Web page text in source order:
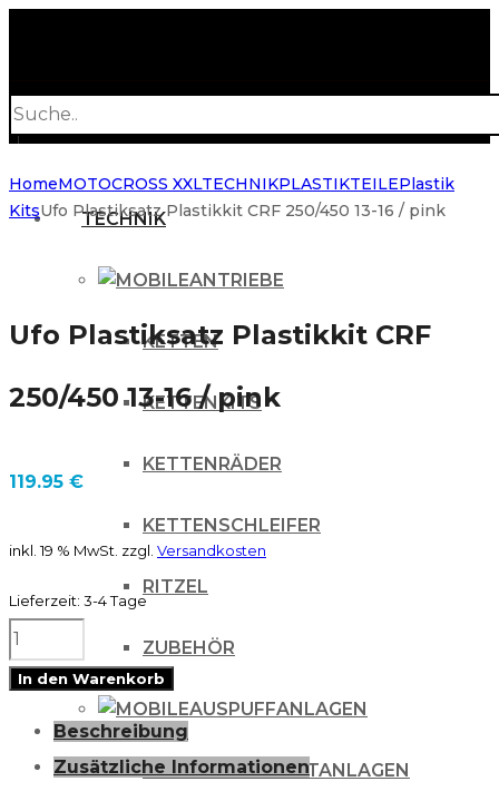
search
TECHNIK
ANTRIEBE
KETTEN
KETTENKITS
KETTENRÄDER
KETTENSCHLEIFER
RITZEL
ZUBEHÖR
AUSPUFFANLAGEN
2-TAKT KOMPLETTANLAGEN
HomeMOTOCROSS XXLTECHNIKPLASTIKTEILEPlastik
KitsUfo Plastiksatz Plastikkit CRF 250/450 13-16 / pink
Ufo Plastiksatz Plastikkit CRF
250/450 13-16 / pink
119.95 €
inkl. 19 % MwSt. zzgl. Versandkosten
Lieferzeit: 3-4 Tage
Ufo
Plastiksatz
Plastikkit
250/450
In den Warenkorb
Beschreibung
Zusätzliche Informationen